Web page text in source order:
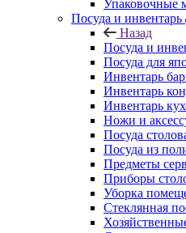
Упаковочные
Посуда и инвентарь
Назад
Посуда и
Посуда для
Инвентарь
Инвентарь
Инвентарь
Ножи и
Посуда
Посуда из
Предметы
Приборы
Уборка
Стеклянная